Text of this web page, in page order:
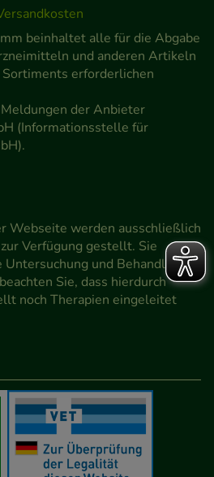
möglichst relevant für Sie
Sie, dass Daten hierfür
z.B. Google oder soziale
beinhaltet alle für die Abgabe
und anderen Artikeln
erforderlichen
der Anbieter
(Informationsstelle für
Webseite werden ausschließlich
Verfügung gestellt. Sie
und Behandlung
Sie, dass hierdurch
noch Therapien eingeleitet